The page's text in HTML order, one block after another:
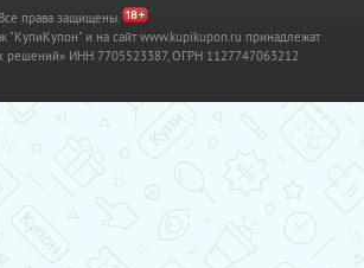
права защищены.
"КупиКупон" и на сайт www.kupikupon.ru принадлежат
решений» ИНН 7705523387, ОГРН 1127747063212